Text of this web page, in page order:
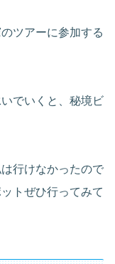
ツアーに参加する
でいくと、秘境ビ
行けなかったので
トぜひ行ってみて